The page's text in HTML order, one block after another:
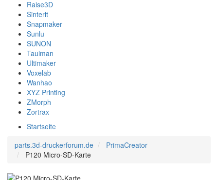
Raise3D
Sinterit
Snapmaker
Sunlu
SUNON
Taulman
Ultimaker
Voxelab
Wanhao
XYZ Printing
ZMorph
Zortrax
Startseite
parts.3d-druckerforum.de
PrimaCreator
P120 Micro-SD-Karte